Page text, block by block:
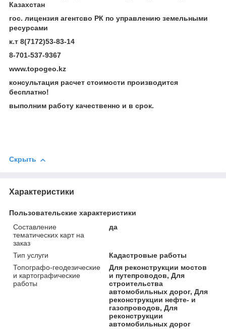
Казахстан
гос. лицензия агентсво РК по управлению земельными
ресурсами
к.т 8(7172)53-83-14
8-701-537-9367
www.topogeo.kz
консультация расчет стоимости производится
бесплатно!
выполним работу качественно и в срок.
Скрыть
Характеристики
Пользовательские характеристики
Составление
тематических карт на
заказ
да
Тип услуги
Кадастровые работы
Топографо-геодезические
и картографические
работы
Для реконструкции мостов
и путепроводов, Для
строительства
автомобильных дорог, Для
реконструкции нефте- и
газопроводов, Для
реконструкции
автомобильных дорог